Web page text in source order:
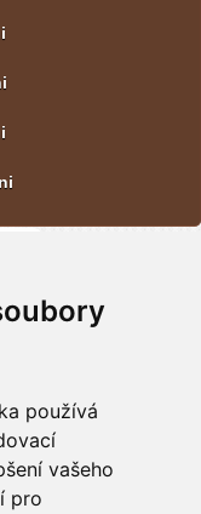
používá
vašeho
pro